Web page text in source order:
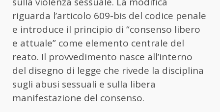
riguarda l’articolo 609-bis del codice penale
e introduce il principio di “consenso libero
e attuale” come elemento centrale del
reato. Il provvedimento nasce all’interno
del disegno di legge che rivede la disciplina
sugli abusi sessuali e sulla libera
manifestazione del consenso.